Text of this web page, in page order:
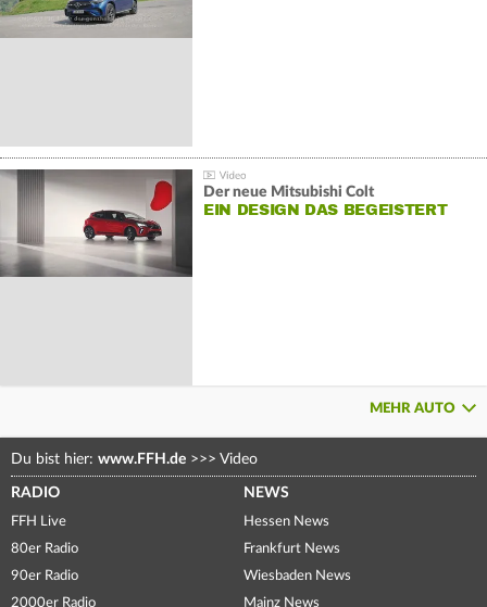
Der neue Mitsubishi Colt
EIN DESIGN DAS BEGEISTERT
MEHR AUTO
Du bist hier: www.FFH.de >>> Video
RADIO
FFH Live
80er Radio
90er Radio
2000er Radio
NEWS
Hessen News
Frankfurt News
Wiesbaden News
Mainz News